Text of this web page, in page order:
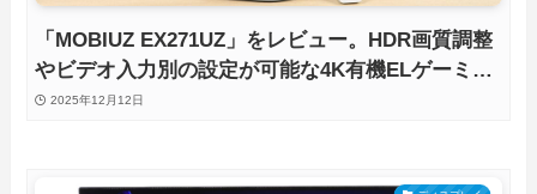
「MOBIUZ EX271UZ」をレビュー。HDR画質調整
やビデオ入力別の設定が可能な4K有機ELゲーミン
グモニタを徹底検証
2025年12月12日